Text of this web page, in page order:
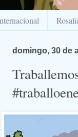
domingo, 30 de